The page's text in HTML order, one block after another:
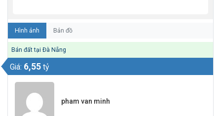
Hình ảnh Bản đồ
Bán đất tại Đà Nẵng
Giá: 6,55 tỷ
pham van minh